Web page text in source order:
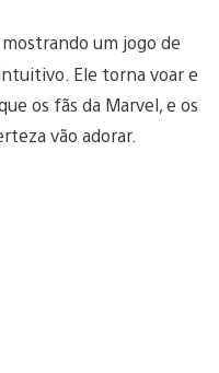
um jogo de
Ele torna voar e
os fãs da Marvel, e os
vão adorar.